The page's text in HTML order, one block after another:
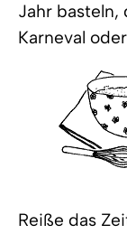
Jahr basteln,
Karneval
Reiße das